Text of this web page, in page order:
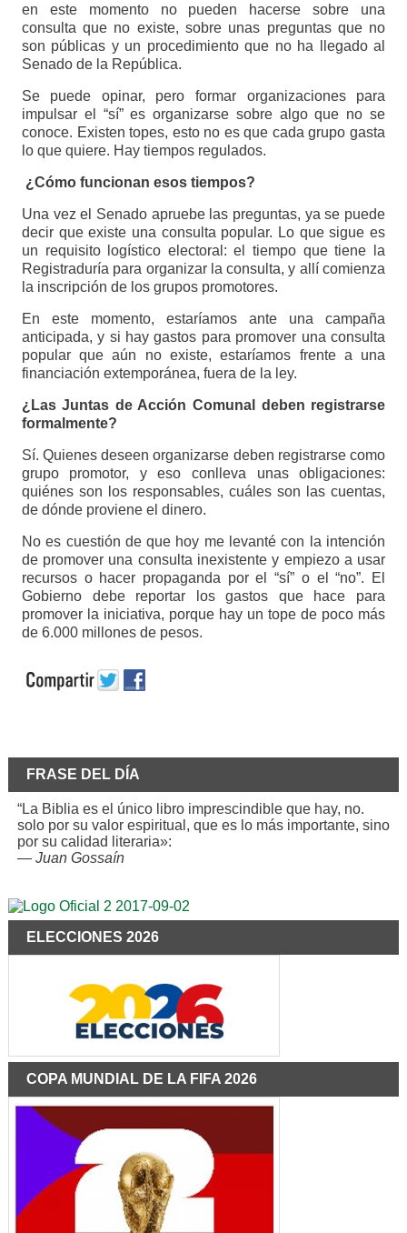
en este momento no pueden hacerse sobre una
consulta que no existe, sobre unas preguntas que no
son públicas y un procedimiento que no ha llegado al
Senado de la República.
Se puede opinar, pero formar organizaciones para
impulsar el “sí” es organizarse sobre algo que no se
conoce. Existen topes, esto no es que cada grupo gasta
lo que quiere. Hay tiempos regulados.
¿Cómo funcionan esos tiempos?
Una vez el Senado apruebe las preguntas, ya se puede
decir que existe una consulta popular. Lo que sigue es
un requisito logístico electoral: el tiempo que tiene la
Registraduría para organizar la consulta, y allí comienza
la inscripción de los grupos promotores.
En este momento, estaríamos ante una campaña
anticipada, y si hay gastos para promover una consulta
popular que aún no existe, estaríamos frente a una
financiación extemporánea, fuera de la ley.
¿Las Juntas de Acción Comunal deben registrarse
formalmente?
Sí. Quienes deseen organizarse deben registrarse como
grupo promotor, y eso conlleva unas obligaciones:
quiénes son los responsables, cuáles son las cuentas,
de dónde proviene el dinero.
No es cuestión de que hoy me levanté con la intención
de promover una consulta inexistente y empiezo a usar
recursos o hacer propaganda por el “sí” o el “no”. El
Gobierno debe reportar los gastos que hace para
promover la iniciativa, porque hay un tope de poco más
de 6.000 millones de pesos.
FRASE DEL DÍA
“La Biblia es el único libro imprescindible que hay, no.
solo por su valor espiritual, que es lo más importante, sino
por su calidad literaria»:
— Juan Gossaín
ELECCIONES 2026
COPA MUNDIAL DE LA FIFA 2026